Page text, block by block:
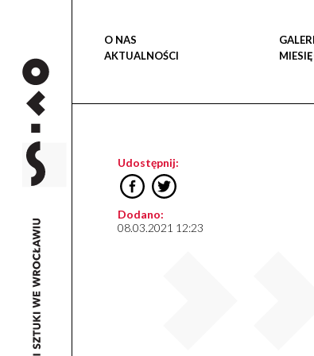
O NAS
AKTUALNOŚCI
Udostępnij:
Dodano:
08.03.2021 12:23